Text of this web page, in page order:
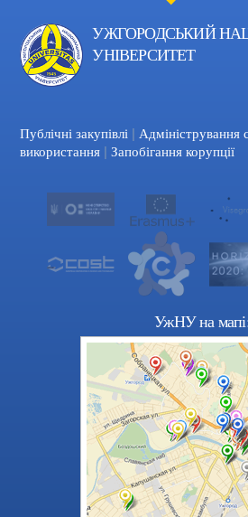
УЖГОРОДСЬКИЙ
УНІВЕРСИТЕТ
Публічні закупівлі | Адміністрування
використання | Запобігання корупції
УжНУ на